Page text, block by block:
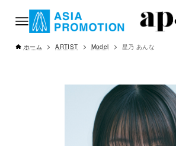
ホーム ARTIST Model 星乃 あんな